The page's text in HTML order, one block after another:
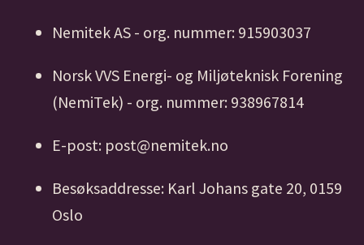
Nemitek AS - org. nummer: 915903037
Norsk VVS Energi- og Miljøteknisk Forening
(NemiTek) - org. nummer: 938967814
E-post: post@nemitek.no
Besøksaddresse: Karl Johans gate 20, 0159
Oslo